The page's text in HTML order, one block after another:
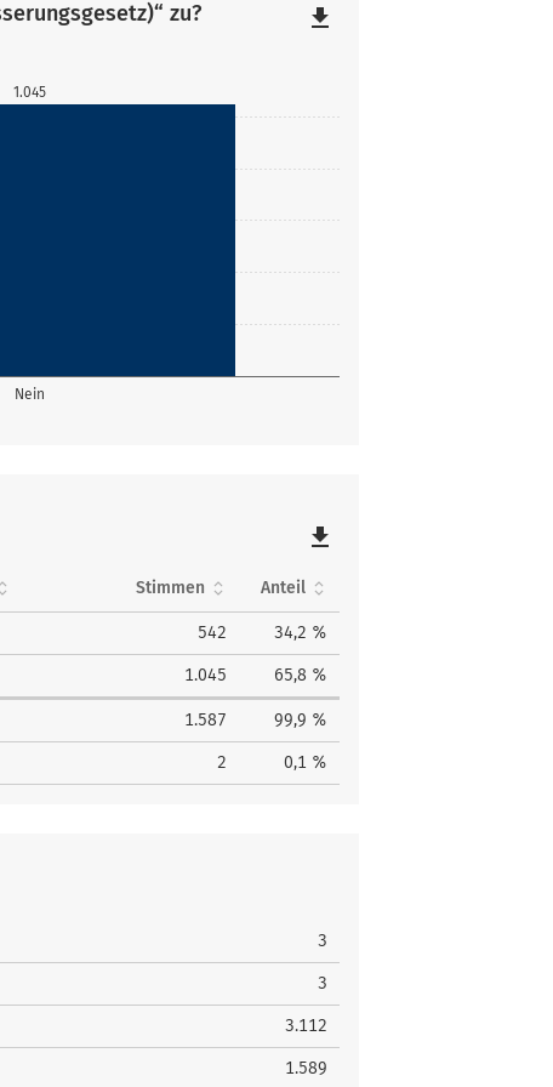
Nein
1.045
zu? file_download
file_download
Stimmen Anteil
542 34,2 %
1.045 65,8 %
1.587 99,9 %
2 0,1 %
3
3
3.112
1.589